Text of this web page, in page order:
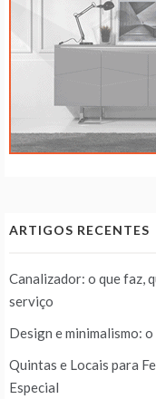
ARTIGOS RECENTES
Canalizador: o que faz,
serviço
Design e minimalismo:
Quintas e Locais para
Especial